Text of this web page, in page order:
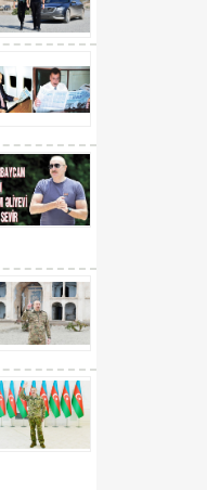
00:57
08 Avqust
07 Avqust
18:23
07 Avqust